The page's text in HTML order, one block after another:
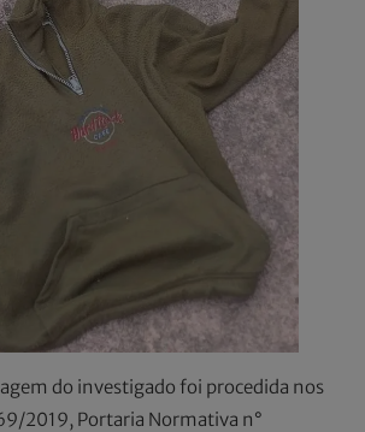
do investigado foi procedida nos
2019, Portaria Normativa n°